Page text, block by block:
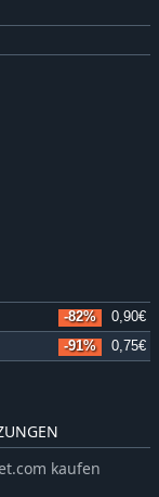
-82% 0,90€
-91% 0,75€
kaufen